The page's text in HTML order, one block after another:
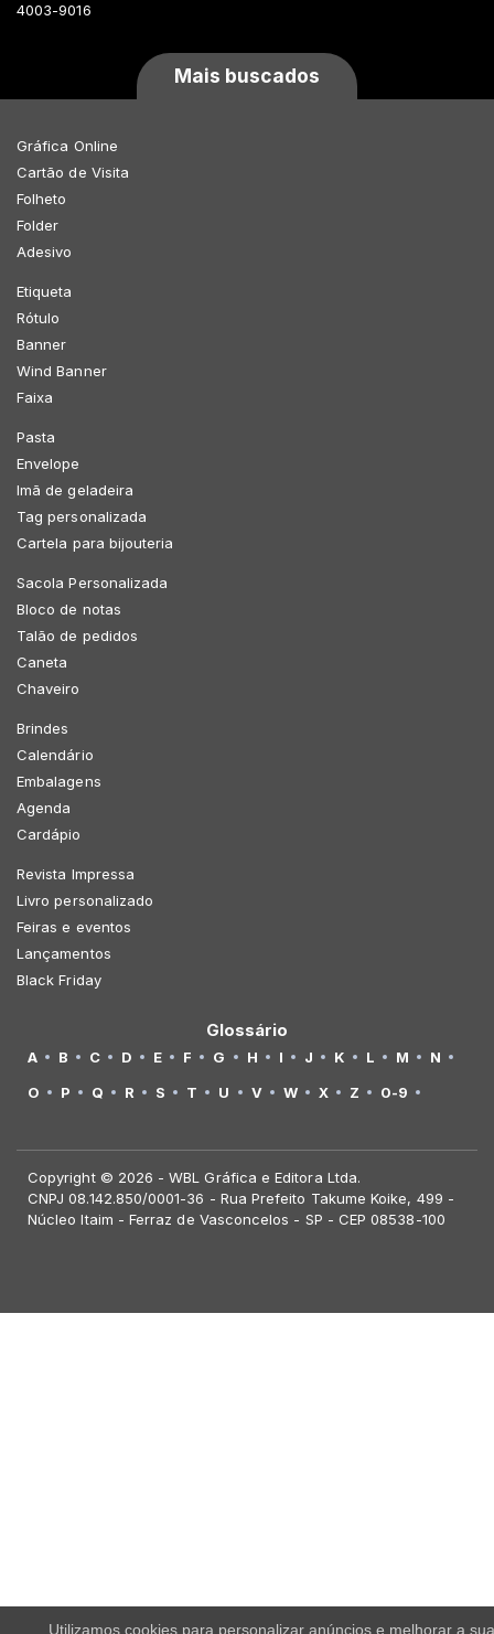
4003-9016
Mais buscados
Gráfica Online
Cartão de Visita
Folheto
Folder
Adesivo
Etiqueta
Rótulo
Banner
Wind Banner
Faixa
Pasta
Envelope
Imã de geladeira
Tag personalizada
Cartela para bijouteria
Sacola Personalizada
Bloco de notas
Talão de pedidos
Caneta
Chaveiro
Brindes
Calendário
Embalagens
Agenda
Cardápio
Revista Impressa
Livro personalizado
Feiras e eventos
Lançamentos
Black Friday
Glossário
A B C D E F G H I J K L M
N
O
P Q R S T U V W X Z 0-9
Copyright © 2026 - WBL Gráfica e Editora Ltda.
CNPJ 08.142.850/0001-36 - Rua Prefeito Takume Koike, 499 -
Núcleo Itaim - Ferraz de Vasconcelos - SP - CEP 08538-100
Utilizamos cookies para personalizar anúncios e melhorar a sua